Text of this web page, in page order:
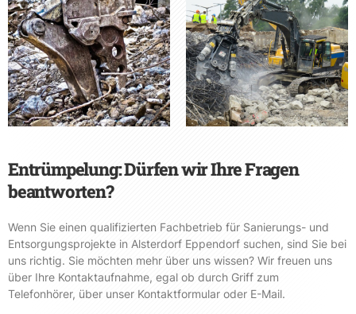
Entrümpelung: Dürfen wir Ihre Fragen
beantworten?
Wenn Sie einen qualifizierten Fachbetrieb für Sanierungs- und
Entsorgungsprojekte in Alsterdorf Eppendorf suchen, sind Sie bei
uns richtig. Sie möchten mehr über uns wissen? Wir freuen uns
über Ihre Kontaktaufnahme, egal ob durch Griff zum
Telefonhörer, über unser Kontaktformular oder E-Mail.